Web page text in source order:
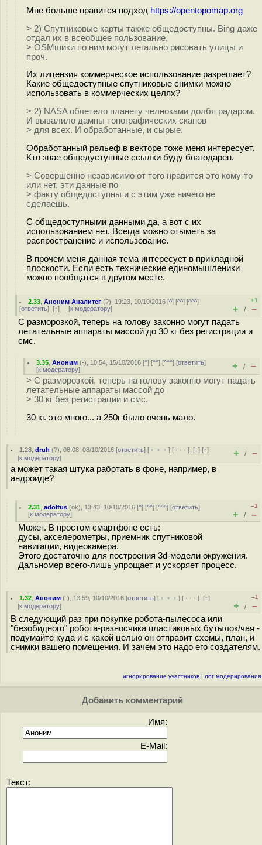
Мне больше нравится подход https://opentopomap.org
> 2) Спутниковые карты также общедоступны. Bing даже
отдал их в всеобщее пользование,
> OSMщики по ним могут легально рисовать улицы и
проч.
Их лицензия коммерческое использование разрешает?
Какие общедоступные спутниковые снимки можно
использовать в коммерческих целях?
> 2) NASA облетело планету челноками долбя радаром.
И вывалило дампы топографических сканов
> для всех. И обработанные, и сырые.
Обработанный рельеф в векторе тоже меня интересует.
Кто знае общедуступные ссылки буду благодарен.
> Совершенно независимо от того нравится это кому-то
или нет, эти данные по
> факту общедоступны и с этим уже ничего не
сделаешь.
С общедоступными данными да, а вот с их
использованием нет. Всегда можно отыметь за
распространение и использование.
В прочем меня данная тема интересует в прикладной
плоскости. Если есть технические единомышленики
можно пообщатся в другом месте.
2.33 ,Аноним Аналитег (?), 19:23, 10/10/2016 [^] [^^] [^^^]
[ответить] [↑] [к модератору]
+1
+ / –
С разморозкой, теперь на голову законно могут падать
летательные аппараты массой до 30 кг без регистрации и
смс.
3.35 ,Аноним (-), 10:54, 15/10/2016 [^] [^^] [^^^] [ответить]
[к модератору] + / –
> С разморозкой, теперь на голову законно могут падать
летательные аппараты массой до
> 30 кг без регистрации и смс.
30 кг. это много... а 250г было очень мало.
1.28 ,druh (?), 08:08, 08/10/2016 [ответить] [ ﹢﹢﹢] [ · · ·][↓] [↑]
[к модератору] + / –
а может такая штука работать в фоне, например, в
андроиде?
2.31 ,adolfus (ok), 13:43, 10/10/2016 [^] [^^] [^^^] [ответить]
[к модератору]
–1
+ / –
Может. В простом смартфоне есть:
дусы, акселерометры, приемник спутниковой
навигации, видеокамера.
Этого достаточно для построения 3d-модели окружения.
Дальномер всего-лишь упрощает и ускоряет процесс.
1.32 ,Аноним (-), 13:59, 10/10/2016 [ответить] [ ﹢﹢﹢] [ · · ·][↑]
[к модератору]
–1
+ / –
В следующий раз при покупке робота-пылесоса или
"безобидного" робота-разносчика пластиковых бутылок/чая -
подумайте куда и с какой целью он отправит схемы, план, и
снимки вашего помещения. И зачем это надо его создателям.
игнорирование участников | лог модерирования
Добавить комментарий
Имя:
E-Mail:
Текст: